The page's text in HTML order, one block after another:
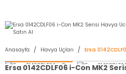
Anasayfa Havya Uçları Ersa
Ersa 0142CDLF06 i-Con MK2